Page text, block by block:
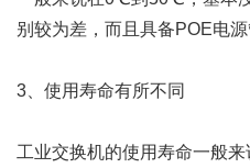
别较为差，而且具备POE电源
3、使用寿命有所不同
工业交换机的使用寿命一般